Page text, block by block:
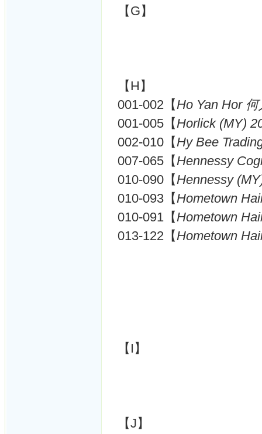
【G】
【H】
001-002【Ho Yan Hor
001-005【Horlick (MY)
002-010【Hy Bee
007-065【Hennessy
010-090【Hennessy
010-093【Hometown
010-091【Hometown
013-122【Hometown
【I】
【J】